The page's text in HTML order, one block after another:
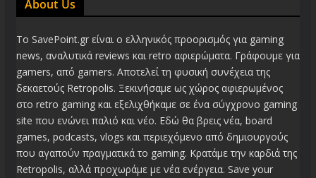
About Us
Το SavePoint.gr είναι ο ελληνικός προορισμός για gaming
news, αναλυτικά reviews και retro αφιερώματα. Γράφουμε για
gamers, από gamers. Αποτελεί τη φυσική συνέχεια της
δεκαετούς Retropolis. Ξεκινήσαμε ως χώρος αφιερωμένος
στο retro gaming και εξελιχθήκαμε σε ένα σύγχρονο gaming
site που ενώνει παλιό και νέο. Εδώ θα βρεις νέα, board
games, podcasts, vlogs και περιεχόμενο από δημιουργούς
που αγαπούν πραγματικά το gaming. Κρατάμε την καρδιά της
Retropolis, αλλά προχωράμε με νέα ενέργεια. Save your